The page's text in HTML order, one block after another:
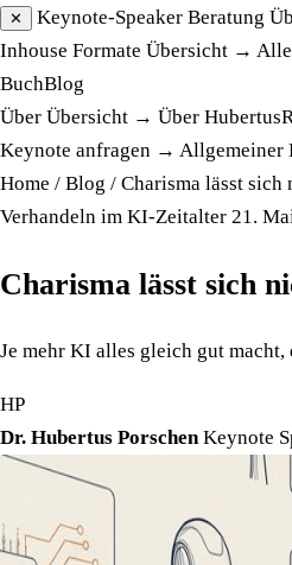
✕
Keynote-Speaker Beratung
Inhouse Formate Übersicht →
BuchBlog
Über Übersicht → Über Hubertus
Keynote anfragen → Allgemeiner
Home / Blog / Charisma lässt
Verhandeln im KI-Zeitalter 21.
Charisma lässt sich
Je mehr KI alles gleich gut
HP
Dr. Hubertus Porschen Keynote